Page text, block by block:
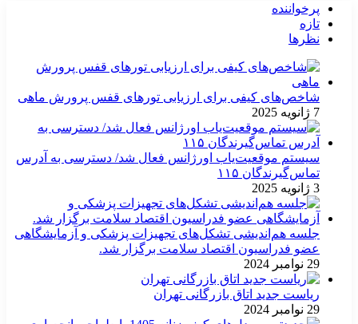
پرخواننده
تازه
نظرها
شاخص‌های کیفی برای ارزیابی تورهای قفس پرورش ماهی
7 ژانویه 2025
سیستم موقعیت‌یاب اورژانس فعال شد/ دسترسی به آدرس
تماس‌گیرندگان ۱۱۵
3 ژانویه 2025
جلسه هم‌اندیشی تشکل‌های تجهیزات پزشکی و آزمایشگاهی
عضو فدراسیون اقتصاد سلامت برگزار شد.
29 نوامبر 2024
ریاست جدید اتاق بازرگانی تهران
29 نوامبر 2024